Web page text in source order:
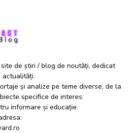
de știri / blog de noutăți, dedicat
actualități.
și analize pe teme diverse, de la
specifice de interes.
informare și educație.